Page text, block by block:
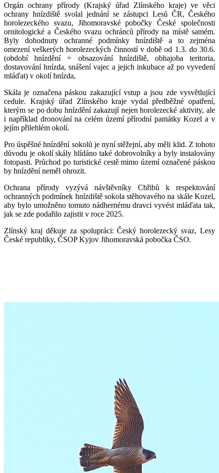
Orgán ochrany přírody (Krajský úřad Zlínského kraje) ve věci
ochrany hnízdiště svolal jednání se zástupci Lesů ČR, Českého
horolezeckého svazu, Jihomoravské pobočky České společnosti
ornitologické a Českého svazu ochránců přírody na místě samém.
Byly dohodnuty ochranné podmínky hnízdiště a to zejména
omezení veškerých horolezeckých činností v době od 1.3. do 30.6.
(období hnízdění = obsazování hnízdiště, obhajoba teritoria,
dostavování hnízda, snášení vajec a jejich inkubace až po vyvedení
mláďat) v okolí hnízda,
Skála je označena páskou zakazující vstup a jsou zde vysvětlující
cedule. Krajský úřad Zlínského kraje vydal předběžné opatření,
kterým se po dobu hnízdění zakazují nejen horolezecké aktivity, ale
i například dronování na celém území přírodní památky Kozel a v
jejím přilehlém okolí.
Pro úspěšné hnízdění sokolů je nyní stěžejní, aby měli klid. Z tohoto
důvodu je okolí skály hlídáno také dobrovolníky a byly instalovány
fotopasti. Průchod po turistické cestě mimo území označené páskou
by hnízdění neměl ohrozit.
Ochrana přírody vyzývá návštěvníky Chřibů k respektování
ochranných podmínek hnízdiště sokola stěhovavého na skále Kozel,
aby bylo umožněno tomuto nádhernému dravci vyvést mláďata tak,
jak se zde podařilo zajistit v roce 2025.
Zlínský kraj děkuje za spolupráci: Český horolezecký svaz, Lesy
České republiky, ČSOP Kyjov Jihomoravská pobočka ČSO.